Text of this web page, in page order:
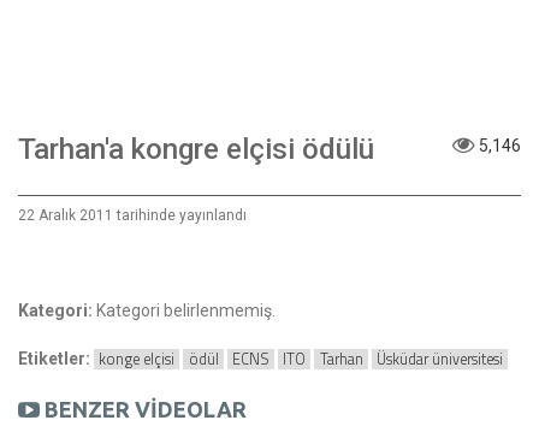
Tarhan'a kongre elçisi ödülü 5,146
22 Aralık 2011 tarihinde yayınlandı
Kategori: Kategori belirlenmemiş.
Etiketler: konge elçisi ödül ECNS ITO Tarhan Üsküdar üniversitesi
BENZER VİDEOLAR